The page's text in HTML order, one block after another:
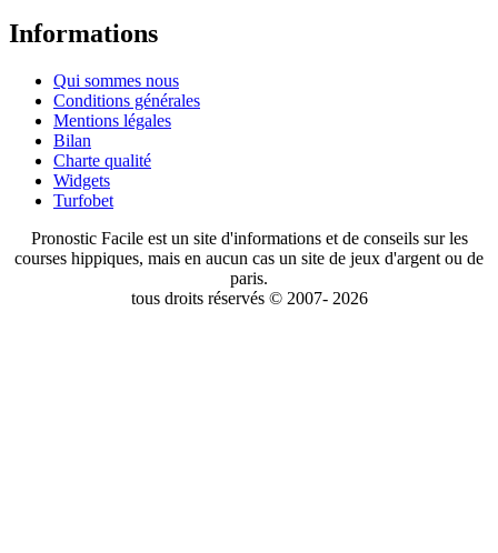
Informations
Qui sommes nous
Conditions générales
Mentions légales
Bilan
Charte qualité
Widgets
Turfobet
Pronostic Facile est un site d'informations et de conseils sur les
courses hippiques, mais en aucun cas un site de jeux d'argent ou de
paris.
tous droits réservés © 2007- 2026